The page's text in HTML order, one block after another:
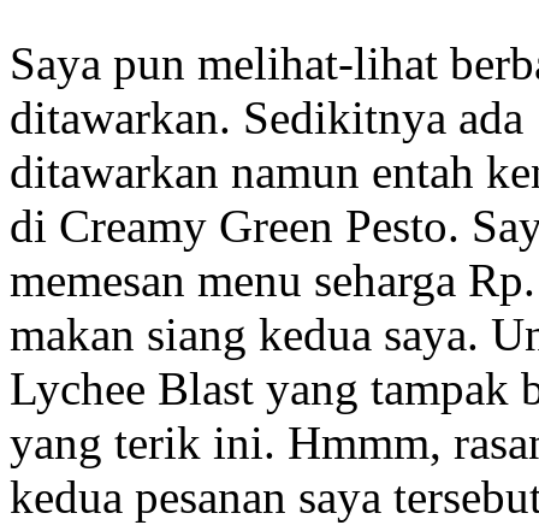
Saya pun melihat-lihat
ditawarkan. Sedikitnya
ditawarkan namun entah
di Creamy Green Pesto.
memesan menu seharga
makan siang kedua saya.
Lychee Blast yang tampak
yang terik ini. Hmmm,
kedua pesanan saya